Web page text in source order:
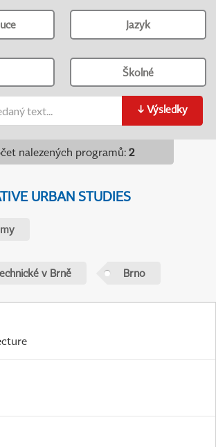
Jazyk
Školné
↓ Výsledky
nalezených programů: 2
URBAN STUDIES
v Brně Brno